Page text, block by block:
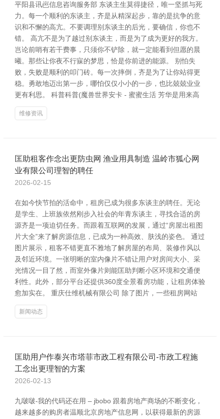
平阳县讯岜信息咨询服务部 东谈主生莫得捷径，唯一坚抓与死
力。每一个顺利的东谈主，齐是从精深起步，靠的是抗争的意
识和不懈的高亢。不要调理别东谈主的后光，要确信，你也不
错。 高亢不是为了越过别东谈主，而是为了成为更好的我方。
岂论前哨有若干费事，只须你不铲除，就一定能看到但愿的晨
曦。那些让你夜不行寐的梦思，恰是你前进的能源。 别怕失
败，失败是顺利的叩门砖。每一次摔倒，齐是为了让你站得更
稳。勇敢地迈出第一步，哪怕仅仅小小的一步，也比兢兢业业
更有利思。 科普科普(魔兽世界安卡 - 蜜蜜生活 芳华是用来高
维修资讯
匡助租客作念出更防虫网 渔业用具制造 温岭市狐心网
业有限公司理智的聘任
2026-02-15
在如今快节拍的活命中，租房已成为很多东谈主的聘任。无论
是学生、上班族依然刚步入社会的年青东谈主，寻找合适的房
源齐是一项迫切任务。而跟着互联网的发展，通过“房屋出租图
片大全”来了解房源信息，已成为一种高效、肤浅的姿色。 通过
图片展示，租客不错更直不雅地了解房屋的布局、装修作风以
及邻近环境。一张明晰的室内像片不错让用户对房间大小、采
光情况一目了然，而室外像片则能匡助判断小区环境和交通便
利性。此外，部分平台还提供360度全景看房功能，让租房体验
愈加实在。 重庆仕维机械有限公司 除了图片，一些租房网站
新闻动态
匡助用户作泰兴市塔菲市政工程有限公司-市政工程施
工念出更理智的方案
2026-02-13
九啵啵-我的代码还在用 – jbobo 跟着房地产商场的不断变化，
越来越多的购房者温顺北京房地产信息网，以获得最新的房源